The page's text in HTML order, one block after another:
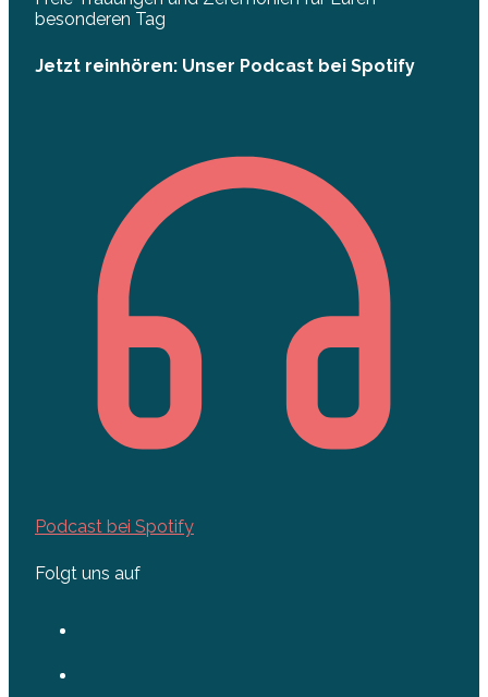
besonderen Tag
Jetzt reinhören: Unser Podcast bei Spotify
Podcast bei Spotify
Folgt uns auf